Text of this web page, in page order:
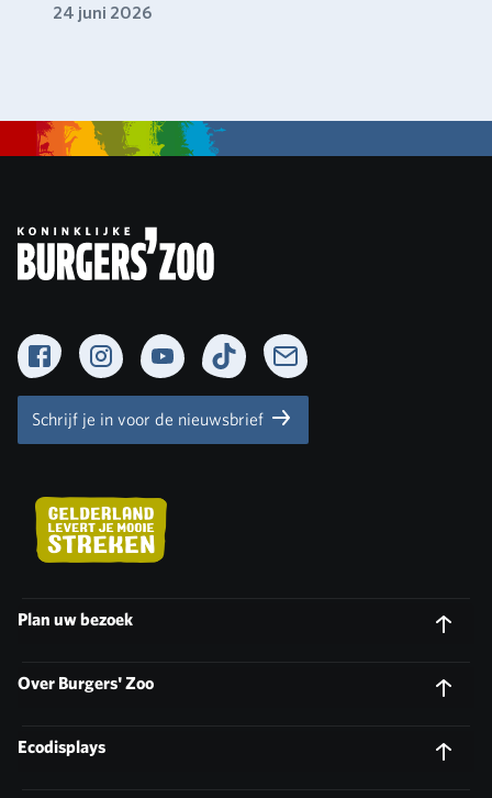
24 juni 2026
FacebookInstagramYouTubeTikTok Newsletter
Schrijf je in voor de nieuwsbrief
Plan uw bezoek
Over Burgers' Zoo
Ecodisplays